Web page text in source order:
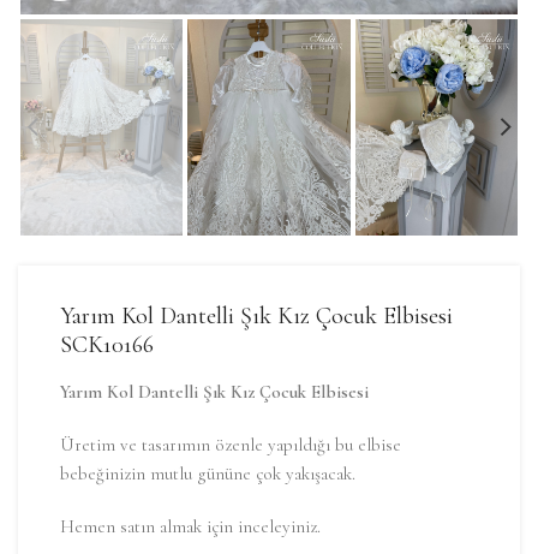
Yarım Kol Dantelli Şık Kız Çocuk Elbisesi
SCK10166
Yarım Kol Dantelli Şık Kız Çocuk Elbisesi
Üretim ve tasarımın özenle yapıldığı bu elbise
bebeğinizin mutlu gününe çok yakışacak.
Hemen satın almak için inceleyiniz.